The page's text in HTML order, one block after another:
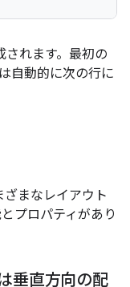
されます。最初の
自動的に次の行に
まなレイアウト
プロパティがあり
垂直方向の配